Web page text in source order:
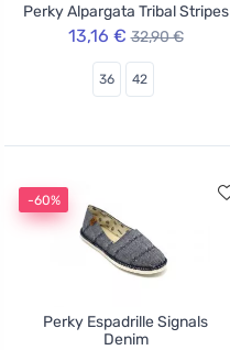
Perky Alpargata Tribal Stripes
13,16 € 32,90 €
36 42
-60%
Perky Espadrille Signals
Denim